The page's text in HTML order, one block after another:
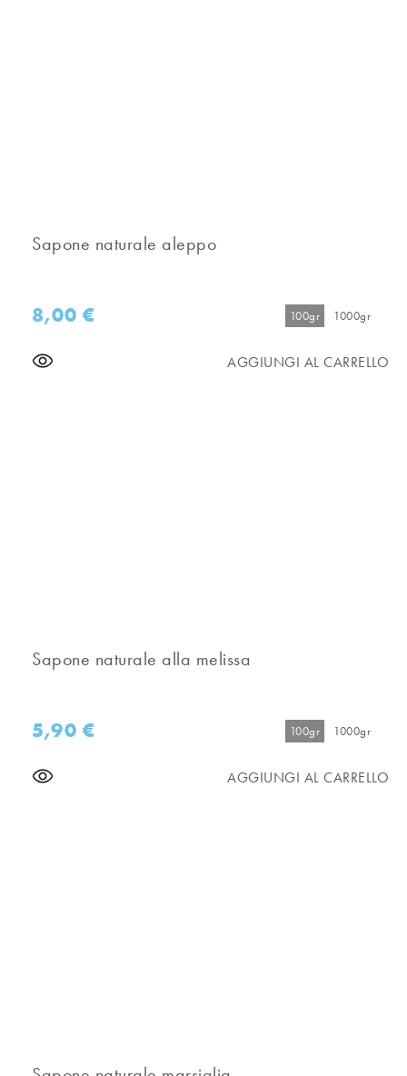
Sapone naturale aleppo
8,00€ 100gr 1000gr
AGGIUNGI AL CARRELLO
Sapone naturale alla melissa
5,90€ 100gr 1000gr
AGGIUNGI AL CARRELLO